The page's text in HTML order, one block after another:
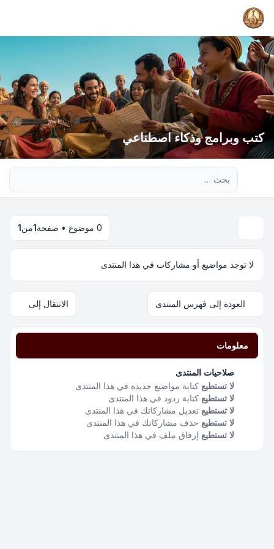
كتب وبرامج وذكاء اصطناعي
0 موضوع • صفحة 1من1
لا توجد مواضيع أو مشاركات في هذا المنتدى
العودة إلى فهرس المنتدى الانتقال إلى
معلومات
صلاحيات المنتدى
لا تستطيع كتابة مواضيع جديدة في هذا المنتدى
لا تستطيع كتابة ردود في هذا المنتدى
لا تستطيع تعديل مشاركاتك في هذا المنتدى
لا تستطيع حذف مشاركاتك في هذا المنتدى
لا تستطيع إرفاق ملف في هذا المنتدى